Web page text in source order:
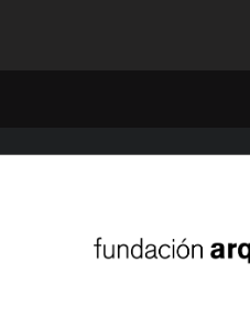
Ficha|